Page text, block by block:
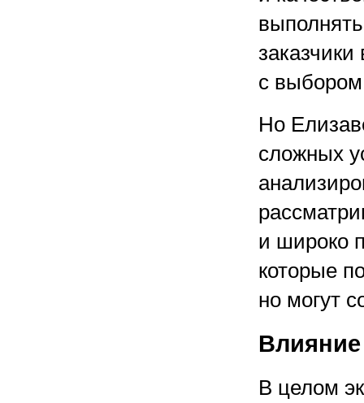
с
Но
сложных
и широко
которые
но могут
В целом